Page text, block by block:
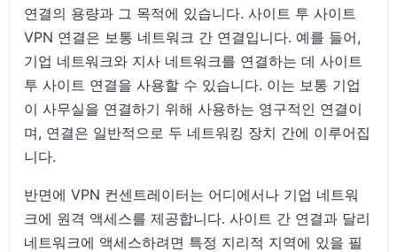
연결의 용량과 그 목적에 있습니다. 사이트 투 사이트
VPN 연결은 보통 네트워크 간 연결입니다. 예를 들어,
기업 네트워크와 지사 네트워크를 연결하는 데 사이트
투 사이트 연결을 사용할 수 있습니다. 이는 보통 기업
이 사무실을 연결하기 위해 사용하는 영구적인 연결이
며, 연결은 일반적으로 두 네트워킹 장치 간에 이루어집
니다.
반면에 VPN 컨센트레이터는 어디에서나 기업 네트워
크에 원격 액세스를 제공합니다. 사이트 간 연결과 달리
네트워크에 액세스하려면 특정 지리적 지역에 있을 필